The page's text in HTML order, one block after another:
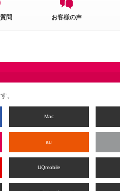
問 お客様の声
。
Mac
au
UQmobile